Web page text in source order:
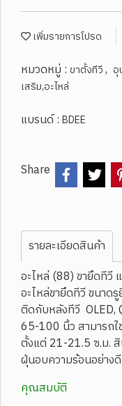
เพิ่มรายการโปรด
หมวดหมู่ : ขาตั้งทีวี, อุ
เสริม,อะไหล่
แบรนด์ : BDEE
Share
รายละเอียดสินค้า
อะไหล่ (88) ขายึดทีวี
อะไหล่ขายึดทีวี ขนาด
ติดกับหลังทีวี OLED,
65-100 นิ้ว สามารถ
ตั้งแต่ 21-21.5 ซ.ม.
ฝุ่นอบความร้อนอย่างดี
คุณสมบัติ